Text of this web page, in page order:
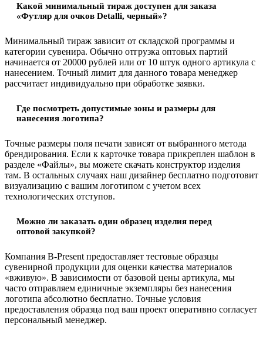
Какой минимальный тираж доступен для заказа
«Футляр для очков Detalli, черный»?
Минимальный тираж зависит от складской программы и
категории сувенира. Обычно отгрузка оптовых партий
начинается от 20000 рублей или от 10 штук одного артикула с
нанесением. Точный лимит для данного товара менеджер
рассчитает индивидуально при обработке заявки.
Где посмотреть допустимые зоны и размеры для
нанесения логотипа?
Точные размеры поля печати зависят от выбранного метода
брендирования. Если к карточке товара прикреплен шаблон в
разделе «Файлы», вы можете скачать конструктор изделия
там. В остальных случаях наш дизайнер бесплатно подготовит
визуализацию с вашим логотипом с учетом всех
технологических отступов.
Можно ли заказать один образец изделия перед
оптовой закупкой?
Компания B-Present предоставляет тестовые образцы
сувенирной продукции для оценки качества материалов
«вживую». В зависимости от базовой цены артикула, мы
часто отправляем единичные экземпляры без нанесения
логотипа абсолютно бесплатно. Точные условия
предоставления образца под ваш проект оперативно согласует
персональный менеджер.